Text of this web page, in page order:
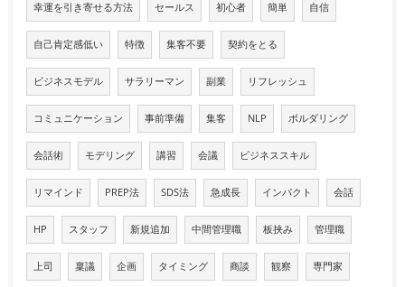
幸運を引き寄せる方法 セールス 初心者 簡単 自信
自己肯定感低い 特徴 集客不要 契約をとる
ビジネスモデル サラリーマン 副業 リフレッシュ
コミュニケーション 事前準備 集客 NLP ボルダリング
会話術 モデリング 講習 会議 ビジネススキル
リマインド PREP法 SDS法 急成長 インパクト 会話
HP スタッフ 新規追加 中間管理職 板挟み 管理職
上司 稟議 企画 タイミング 商談 観察 専門家